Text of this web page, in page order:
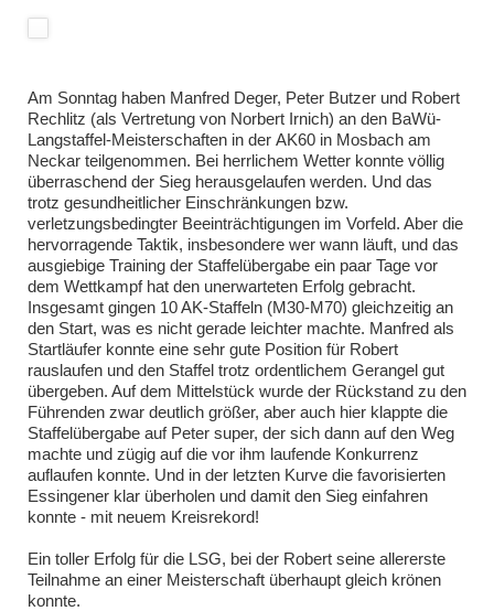
Am Sonntag haben Manfred Deger, Peter Butzer und Robert
Rechlitz (als Vertretung von Norbert Irnich) an den BaWü-
Langstaffel-Meisterschaften in der AK60in Mosbach am
Neckar teilgenommen. Bei herrlichem Wetter konnte völlig
überraschend der Sieg herausgelaufen werden. Und das
trotz gesundheitlicher Einschränkungen bzw.
verletzungsbedingter Beeinträchtigungen im Vorfeld. Aber die
hervorragende Taktik, insbesondere wer wann läuft, und das
ausgiebige Training der Staffelübergabe ein paar Tage vor
dem Wettkampf hat den unerwarteten Erfolg gebracht.
Insgesamt gingen 10 AK-Staffeln (M30-M70) gleichzeitig an
den Start, was es nicht gerade leichter machte. Manfred als
Startläufer konnte eine sehr gute Position für Robert
rauslaufen und den Staffel trotz ordentlichem Gerangel gut
übergeben. Auf dem Mittelstück wurde der Rückstand zu den
Führenden zwar deutlich größer, aber auch hier klappte die
Staffelübergabe auf Peter super, der sich dann auf den Weg
machte und zügig auf die vor ihm laufende Konkurrenz
auflaufen konnte. Und in der letzten Kurve die favorisierten
Essingener klar überholen und damit den Sieg einfahren
konnte - mit neuem Kreisrekord!
Ein toller Erfolg für die LSG, bei der Robert seine allererste
Teilnahme an einer Meisterschaft überhaupt gleich krönen
konnte.